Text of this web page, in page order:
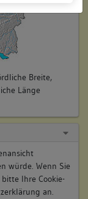
Breite,
Länge
würde. Wenn Sie
Ihre Cookie-
an.